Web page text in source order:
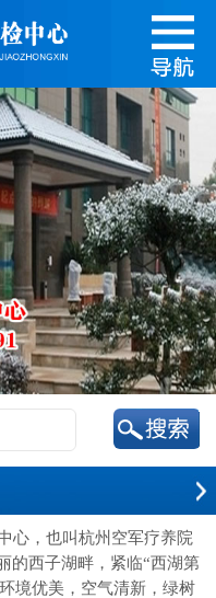
，也叫杭州空军疗养院
的西子湖畔，紧临“西湖第
境优美，空气清新，绿树